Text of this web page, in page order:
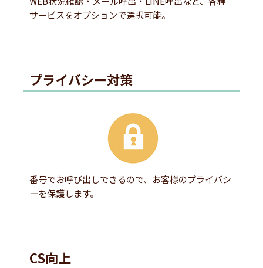
サービスをオプションで選択可能。
プライバシー対策
番号でお呼び出しできるので、お客様のプライバシ
ーを保護します。
CS向上